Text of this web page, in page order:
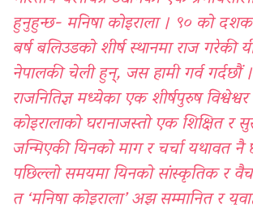
हुनुहुन्छ- मनिषा कोइराला । ९० को
बर्ष बलिउडको शीर्ष स्थानमा राज गरेकी
नेपालकी चेली हुन्, जस हामी गर्व गर्दछौं
राजनितिज्ञ मध्येका एक शीर्षपुरुष विश्वेश्वर
कोइरालाको घरानाजस्तो एक शिक्षित र
जन्मिएकी यिनको माग र चर्चा यथावत
पछिल्लो समयमा यिनको सांस्कृतिक र